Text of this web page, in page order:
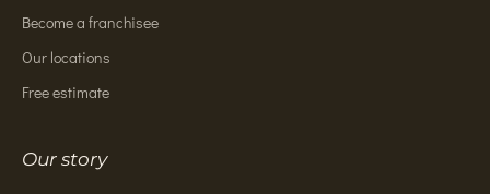
Become a franchisee
Our locations
Free estimate
Our story